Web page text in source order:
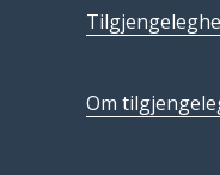
Om